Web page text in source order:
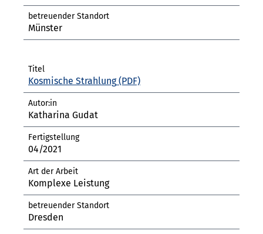
Münster
Kosmische Strahlung
Katharina Gudat
04/2021
Komplexe Leistung
Dresden